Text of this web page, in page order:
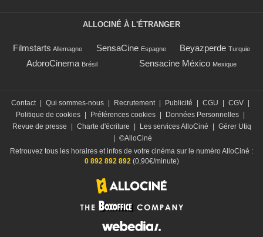
ALLOCINÉ À L'ÉTRANGER
Filmstarts Allemagne SensaCine Espagne Beyazperde Turquie
AdoroCinema Brésil Sensacine México Mexique
Contact Qui sommes-nous Recrutement Publicité CGU CGV
Politique de cookies
Préférences cookies Données Personnelles
Revue de presse
Charte d'écriture Les services AlloCiné
Gérer Utiq
©AlloCiné
Retrouvez tous les horaires et infos de votre cinéma sur le numéro AlloCiné :
0 892 892 892(0,90€/minute)